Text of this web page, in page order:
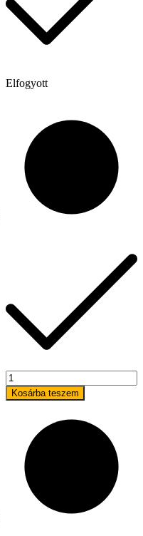
Elfogyott
Homeease
PT-
412
mennyiség
Kosárba teszem